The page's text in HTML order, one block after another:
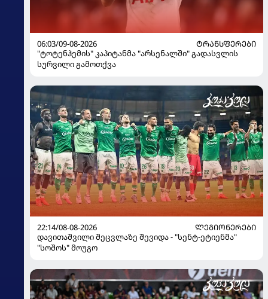
06:03/09-08-2026
ᲢᲠᲐᲜᲡᲤᲔᲠᲔᲑᲘ
"ტოტენჰემის" კაპიტანმა "არსენალში" გადასვლის
სურვილი გამოთქვა
22:14/08-08-2026
ᲚᲔᲒᲘᲝᲜᲔᲠᲔᲑᲘ
დავითაშვილი შეცვლაზე შევიდა - "სენტ-ეტიენმა"
"სოშოს" მოუგო